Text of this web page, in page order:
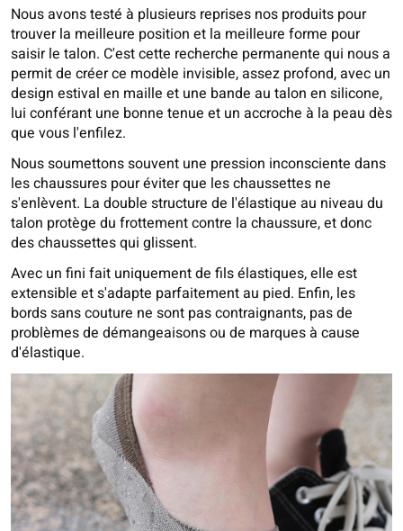
Nous avons testé à plusieurs reprises nos produits pour
trouver la meilleure position et la meilleure forme pour
saisir le talon. C'est cette recherche permanente qui nous a
permit de créer ce modèle invisible, assez profond, avec un
design estival en maille et une bande au talon en silicone,
lui conférant une bonne tenue et un accroche à la peau dès
que vous l'enfilez.
Nous soumettons souvent une pression inconsciente dans
les chaussures pour éviter que les chaussettes ne
s'enlèvent. La double structure de l'élastique au niveau du
talon protège du frottement contre la chaussure, et donc
des chaussettes qui glissent.
Avec un fini fait uniquement de fils élastiques, elle est
extensible et s'adapte parfaitement au pied. Enfin, les
bords sans couture ne sont pas contraignants, pas de
problèmes de démangeaisons ou de marques à cause
d'élastique.